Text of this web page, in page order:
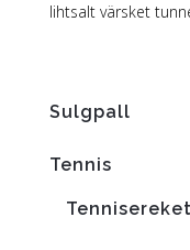
lihtsalt värsket
Sulgpall
Tennis